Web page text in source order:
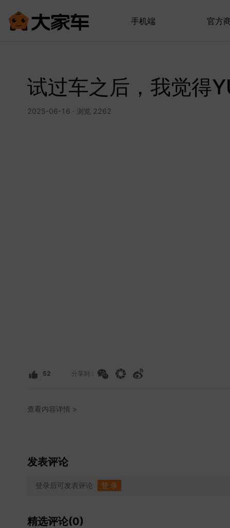
手机端 官方
试过车之后，我觉得
2025-06-16 · 浏览 2262
52 分享到：
查看内容详情 >
发表评论
登录后可发表评论 登 录
精选评论(0)